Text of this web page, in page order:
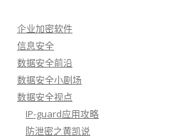
企业加密软件
信息安全
数据安全前沿
数据安全小剧场
数据安全视点
IP-guard应用攻略
防泄密之黄凯说